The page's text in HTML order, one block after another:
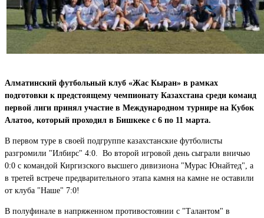
Алматинский футбольный клуб «Жас Кыран» в рамках
подготовки к предстоящему чемпионату Казахстана среди команд
первой лиги принял участие в Международном турнире на Кубок
Алатоо, который проходил в Бишкеке с 6 по 11 марта.
В первом туре в своей подгруппе казахстанские футболисты
разгромили "Илбирс" 4:0. Во второй игровой день сыграли вничью
0:0 с командой Киргизского высшего дивизиона "Мурас Юнайтед", а
в третей встрече предварительного этапа камня на камне не оставили
от клуба "Наше" 7:0!
В полуфинале в напряженном противостоянии с "Талантом" в